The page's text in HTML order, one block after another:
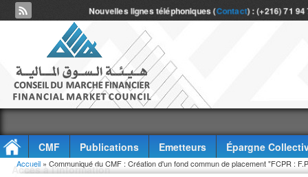
Nouvelles lignes téléphoniques (Contact) : (+216) 71
CMF Publications Emetteurs
Épargne
Accès à l'information
Vous êtes ici
Accueil » Communiqué du CMF : Création d'un fond commun de placement "FCPR :